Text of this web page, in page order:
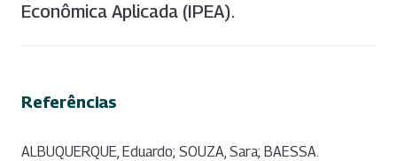
Econômica Aplicada (IPEA).
Referências
ALBUQUERQUE, Eduardo; SOUZA, Sara; BAESSA.